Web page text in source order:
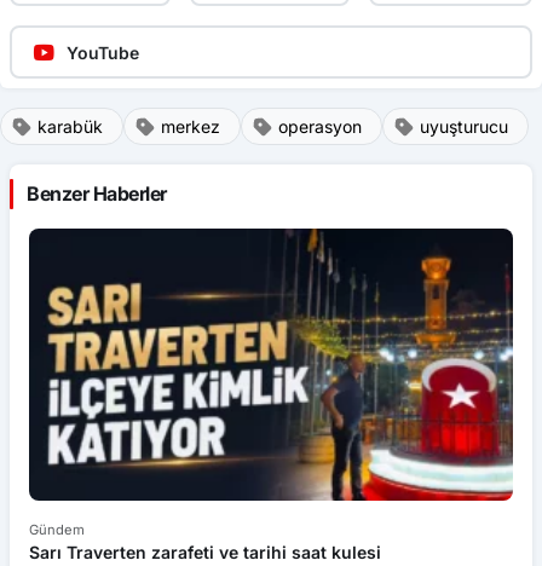
YouTube
karabük merkez operasyon uyuşturucu
Benzer Haberler
Gündem
Sarı Traverten zarafeti ve tarihi saat kulesi